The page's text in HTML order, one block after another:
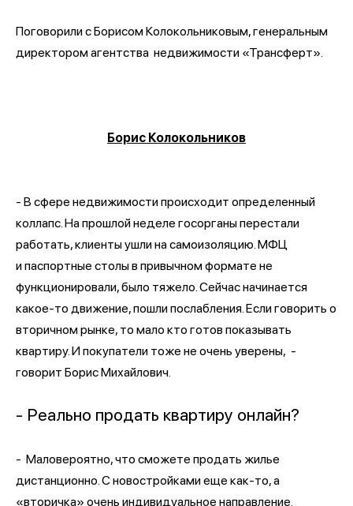
Поговорили с Борисом Колокольниковым, генеральным
директором агентства недвижимости «Трансферт».
Борис Колокольников
- В сфере недвижимости происходит определенный
коллапс. На прошлой неделе госорганы перестали
работать, клиенты ушли на самоизоляцию. МФЦ
и паспортные столы в привычном формате не
функционировали, было тяжело. Сейчас начинается
какое-то движение, пошли послабления. Если говорить о
вторичном рынке, то мало кто готов показывать
квартиру. И покупатели тоже не очень уверены, -
говорит Борис Михайлович.
- Реально продать квартиру онлайн?
- Маловероятно, что сможете продать жилье
дистанционно. С новостройками еще как-то, а
«вторичка» очень индивидуальное направление.